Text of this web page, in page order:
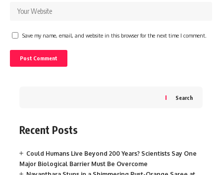
Save my name, email, and website in this browser for the next time I comment.
Search
Recent Posts
Could Humans Live Beyond 200 Years? Scientists Say One
Major Biological Barrier Must Be Overcome